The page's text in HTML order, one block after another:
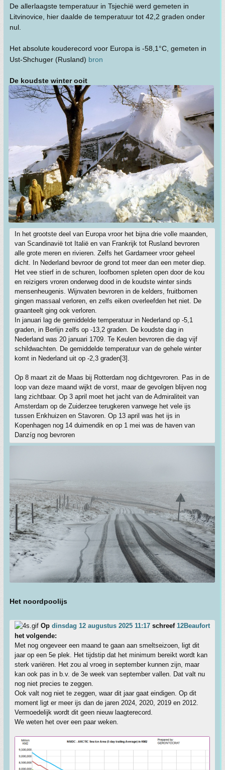
De allerlaagste temperatuur in Tsjechië werd gemeten in
Litvinovice, hier daalde de temperatuur tot 42,2 graden onder
nul.
Het absolute kouderecord voor Europa is -58,1°C, gemeten in
Ust-Shchuger (Rusland) bron
De koudste winter ooit
In het grootste deel van Europa vroor het bijna drie volle maanden,
van Scandinavië tot Italië en van Frankrijk tot Rusland bevroren
alle grote meren en rivieren. Zelfs het Gardameer vroor geheel
dicht. In Nederland bevroor de grond tot meer dan een meter diep.
Het vee stierf in de schuren, loofbomen spleten open door de kou
en reizigers vroren onderweg dood in de koudste winter sinds
mensenheugenis. Wijnvaten bevroren in de kelders, fruitbomen
gingen massaal verloren, en zelfs eiken overleefden het niet. De
graanteelt ging ook verloren.
In januari lag de gemiddelde temperatuur in Nederland op -5,1
graden, in Berlijn zelfs op -13,2 graden. De koudste dag in
Nederland was 20 januari 1709. Te Keulen bevroren die dag vijf
schildwachten. De gemiddelde temperatuur van de gehele winter
komt in Nederland uit op -2,3 graden[3].
Op 8 maart zit de Maas bij Rotterdam nog dichtgevroren. Pas in de
loop van deze maand wijkt de vorst, maar de gevolgen blijven nog
lang zichtbaar. Op 3 april moet het jacht van de Admiraliteit van
Amsterdam op de Zuiderzee terugkeren vanwege het vele ijs
tussen Enkhuizen en Stavoren. Op 13 april was het ijs in
Kopenhagen nog 14 duimendik en op 1 mei was de haven van
Danzíg nog bevroren
Het noordpoolijs
Op dinsdag 12 augustus 2025 11:17 schreef 12Beaufort
het volgende:
Met nog ongeveer een maand te gaan aan smeltseizoen, ligt dit
jaar op een 5e plek. Het tijdstip dat het minimum bereikt wordt kan
sterk variëren. Het zou al vroeg in september kunnen zijn, maar
kan ook pas in b.v. de 3e week van september vallen. Dat valt nu
nog niet precies te zeggen.
Ook valt nog niet te zeggen, waar dit jaar gaat eindigen. Op dit
moment ligt er meer ijs dan de jaren 2024, 2020, 2019 en 2012.
Vermoedelijk wordt dit geen nieuw laagterecord.
We weten het over een paar weken.